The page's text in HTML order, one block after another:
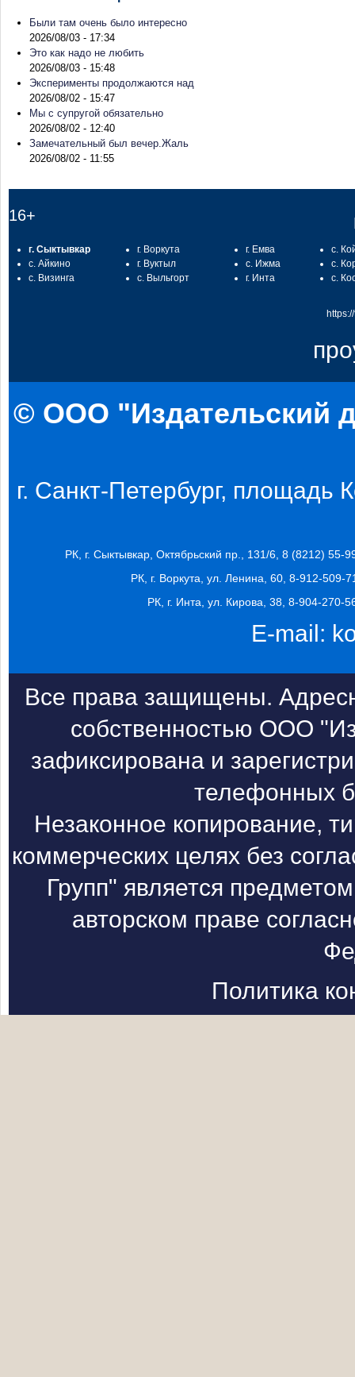
Были там очень было интересно
2026/08/03 - 17:34
Это как надо не любить
2026/08/03 - 15:48
Эксперименты продолжаются над
2026/08/02 - 15:47
Мы с супругой обязательно
2026/08/02 - 12:40
Замечательный был вечер.Жаль
2026/08/02 - 11:55
16+
г. Сыктывкар
с. Айкино
с. Визинга
г. Воркута
г. Вуктыл
с. Выльгорт
г. Емва
с. Ижма
г. Инта
с.
с.
с.
© ООО "Издательский
г. Санкт-Петербург, площадь
РК, г. Сыктывкар, Октябрьский пр., 131/6, 8 (8212) 55-
РК, г. Воркута, ул. Ленина, 60, 8-912-509-
РК, г. Инта, ул. Кирова, 38, 8-904-270-
E-mail:
Все права защищены.
собственностью ООО
зафиксирована и
телефонных
Незаконное копирование,
коммерческих целях без
Групп" является
авторском праве
Политика